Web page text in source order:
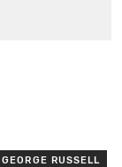
GEORGE RUSSELL